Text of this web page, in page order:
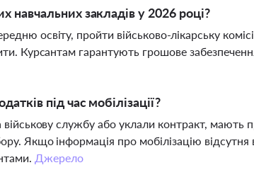
навчальних закладів у 2026 році?
освіту, пройти військово-лікарську
Курсантам гарантують грошове
під час мобілізації?
військову службу або уклали контракт, мають
Якщо інформація про мобілізацію
Джерело